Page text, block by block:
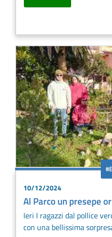
10/12/2024
Al Parco un presepe
Ieri I ragazzi dal pollice
con una bellissima